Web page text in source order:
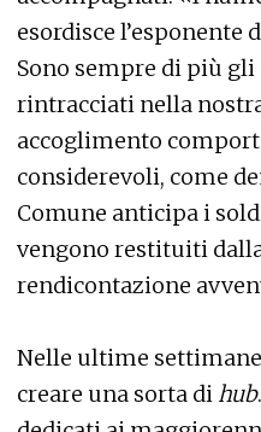
esordisce l’esponente
Sono sempre di più gli
rintracciati nella
accoglimento
considerevoli, come
Comune anticipa i
vengono restituiti
rendicontazione
Nelle ultime
creare una sorta di hub